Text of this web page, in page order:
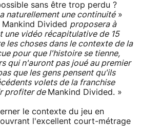
sans être trop perdu ?
naturellement une continuité»
Divided proposera à
une vidéo récapitulative de 15
les choses dans le contexte de la
pour que l'histoire se tienne,
qui n'auront pas joué au premier
que les gens pensent qu'ils
volets de la franchise
profiter de Mankind Divided. »
le contexte du jeu en
l'excellent court-métrage